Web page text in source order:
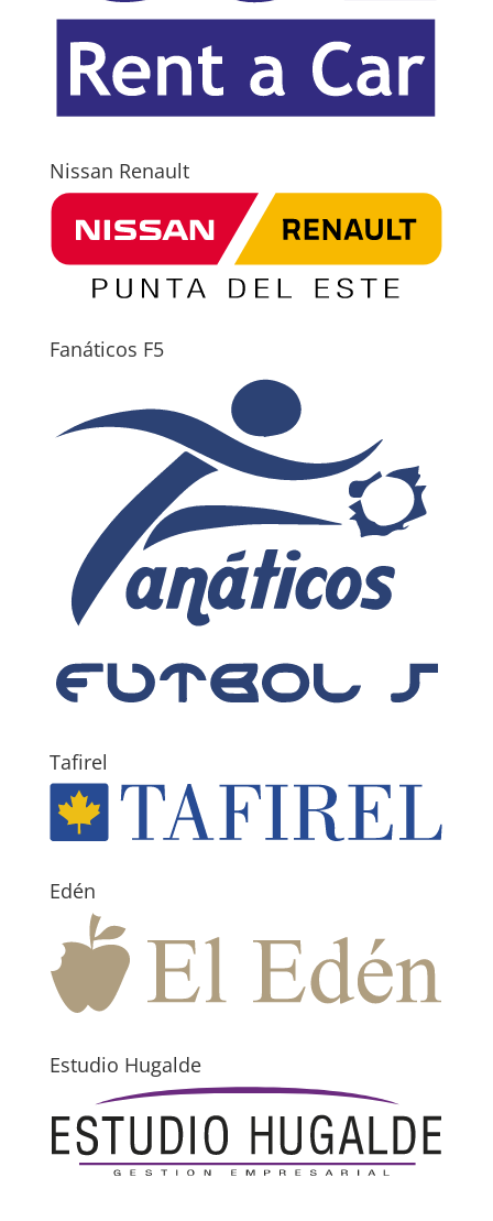
Nissan Renault
Fanáticos F5
Tafirel
Edén
Estudio Hugalde